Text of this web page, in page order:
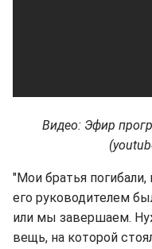
Видео: Эфир
"Мои братья погибали,
его руководителем
или мы завершаем.
вещь, на которой